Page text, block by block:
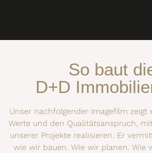
So baut
D+D
Unser nachfolgender Imagefilm zeigt
Werte und den Qualitätsanspruch,
unserer Projekte realisieren. Er
wie wir bauen. Wie wir planen. Wie